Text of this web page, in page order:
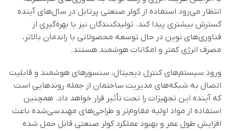
انتظار می‌رود استفاده از کولر صنعتی پرتابل در سال‌های آینده
گسترش بیشتری پیدا کند. تولیدکنندگان نیز با بهره‌گیری از
فناوری‌های نوین در حال توسعه محصولاتی با راندمان بالاتر،
مصرف انرژی کمتر و امکانات هوشمند هستند.
ورود سیستم‌های کنترل دیجیتال، سنسورهای هوشمند و قابلیت
اتصال به شبکه‌های مدیریت ساختمان از جمله روندهایی است
که آینده این تجهیزات را تحت تأثیر قرار خواهد داد. همچنین
استفاده از مواد اولیه مقاوم‌تر و طراحی‌های مهندسی‌شده باعث
افزایش طول عمر و بهبود عملکرد کولر صنعتی قابل حمل شده